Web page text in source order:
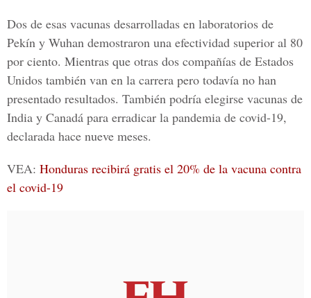
Dos de esas vacunas desarrolladas en laboratorios de
Pekín y Wuhan demostraron una efectividad superior al 80
por ciento. Mientras que otras dos compañías de Estados
Unidos también van en la carrera pero todavía no han
presentado resultados. También podría elegirse vacunas de
India y Canadá para erradicar la pandemia de covid-19,
declarada hace nueve meses.
VEA: Honduras recibirá gratis el 20% de la vacuna contra
el covid-19